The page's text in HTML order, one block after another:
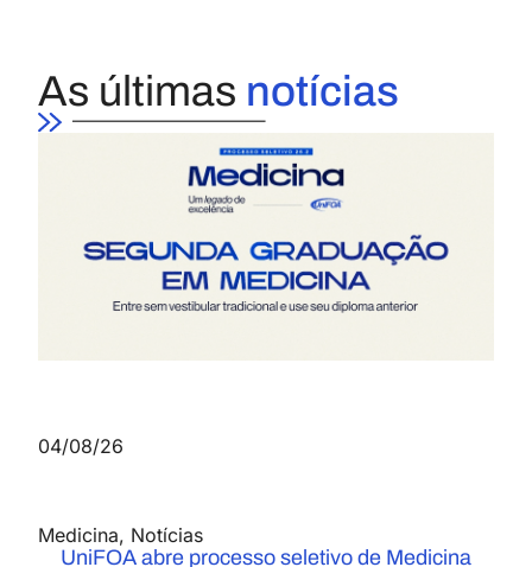
As últimas notícias
04/08/26
Medicina, Notícias
UniFOA abre processo seletivo de Medicina